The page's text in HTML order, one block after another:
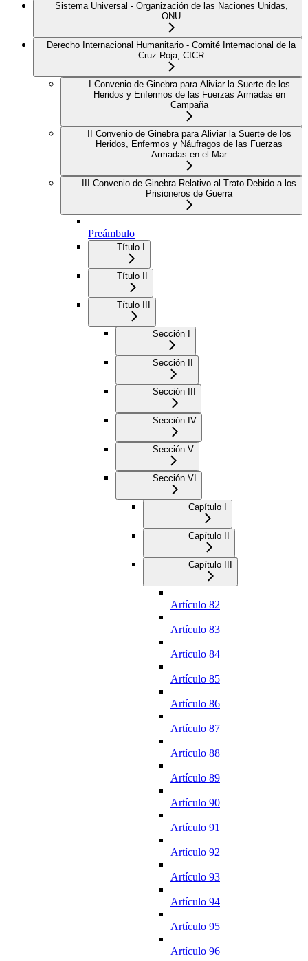
Sistema Universal - Organización de las Naciones Unidas,
ONU
Derecho Internacional Humanitario - Comité Internacional de la
Cruz Roja, CICR
I Convenio de Ginebra para Aliviar la Suerte de los
Heridos y Enfermos de las Fuerzas Armadas en
Campaña
II Convenio de Ginebra para Aliviar la Suerte de los
Heridos, Enfermos y Náufragos de las Fuerzas
Armadas en el Mar
III Convenio de Ginebra Relativo al Trato Debido a los
Prisioneros de Guerra
Preámbulo
Título I
Título II
Título III
Sección I
Sección II
Sección III
Sección IV
Sección V
Sección VI
Capítulo I
Capítulo II
Capítulo III
Artículo 82
Artículo 83
Artículo 84
Artículo 85
Artículo 86
Artículo 87
Artículo 88
Artículo 89
Artículo 90
Artículo 91
Artículo 92
Artículo 93
Artículo 94
Artículo 95
Artículo 96